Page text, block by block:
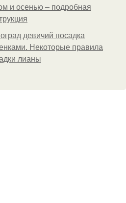
и осенью – подробная
девичий посадка
Некоторые правила
лианы